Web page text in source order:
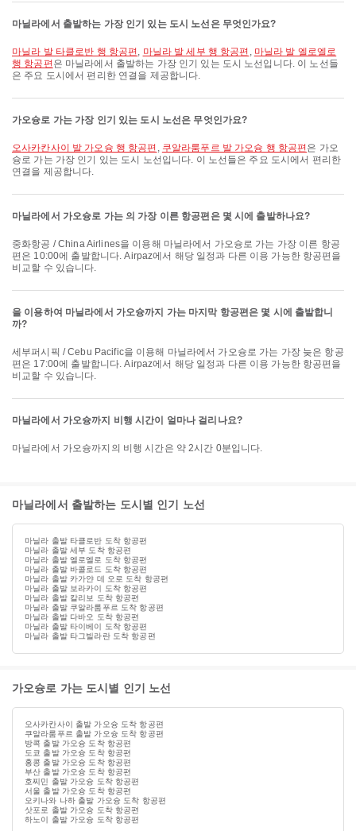
마닐라에서 출발하는 가장 인기 있는 도시 노선은 무엇인가요?
마닐라 발 타클로반 행 항공편 , 마닐라 발 세부 행 항공편 , 마닐라 발 엘로엘로
행 항공편 은 마닐라에서 출발하는 가장 인기 있는 도시 노선입니다. 이 노선들
은 주요 도시에서 편리한 연결을 제공합니다.
가오슝로 가는 가장 인기 있는 도시 노선은 무엇인가요?
오사카칸사이 발 가오슝 행 항공편 , 쿠알라룸푸르 발 가오슝 행 항공편 은 가오
슝로 가는 가장 인기 있는 도시 노선입니다. 이 노선들은 주요 도시에서 편리한
연결을 제공합니다.
마닐라에서 가오슝로 가는 의 가장 이른 항공편은 몇 시에 출발하나요?
중화항공 / China Airlines을 이용해 마닐라에서 가오슝로 가는 가장 이른 항공
편은 10:00에 출발합니다. Airpaz에서 해당 일정과 다른 이용 가능한 항공편을
비교할 수 있습니다.
을 이용하여 마닐라에서 가오슝까지 가는 마지막 항공편은 몇 시에 출발합니
까?
세부퍼시픽 / Cebu Pacific을 이용해 마닐라에서 가오슝로 가는 가장 늦은 항공
편은 17:00에 출발합니다. Airpaz에서 해당 일정과 다른 이용 가능한 항공편을
비교할 수 있습니다.
마닐라에서 가오슝까지 비행 시간이 얼마나 걸리나요?
마닐라에서 가오슝까지의 비행 시간은 약 2시간 0분입니다.
마닐라에서 출발하는 도시별 인기 노선
마닐라 출발 타클로반 도착 항공편
마닐라 출발 세부 도착 항공편
마닐라 출발 엘로엘로 도착 항공편
마닐라 출발 바콜로드 도착 항공편
마닐라 출발 카가얀 데 오로 도착 항공편
마닐라 출발 보라카이 도착 항공편
마닐라 출발 칼리보 도착 항공편
마닐라 출발 쿠알라룸푸르 도착 항공편
마닐라 출발 다바오 도착 항공편
마닐라 출발 타이베이 도착 항공편
마닐라 출발 타그빌라란 도착 항공편
가오슝로 가는 도시별 인기 노선
오사카칸사이 출발 가오슝 도착 항공편
쿠알라룸푸르 출발 가오슝 도착 항공편
방콕 출발 가오슝 도착 항공편
도쿄 출발 가오슝 도착 항공편
홍콩 출발 가오슝 도착 항공편
부산 출발 가오슝 도착 항공편
호찌민 출발 가오슝 도착 항공편
서울 출발 가오슝 도착 항공편
오키나와 나하 출발 가오슝 도착 항공편
삿포로 출발 가오슝 도착 항공편
하노이 출발 가오슝 도착 항공편